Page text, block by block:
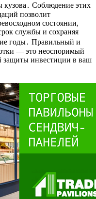
Соблюдение этих
позволит
состоянии,
службы и сохраняя
годы․ Правильный и
— это неоспоримый
защиты инвестиции в ваш